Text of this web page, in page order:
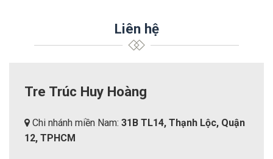
Liên hệ
Tre Trúc Huy Hoàng
Chi nhánh miền Nam: 31B TL14, Thạnh Lộc, Quận
12, TPHCM